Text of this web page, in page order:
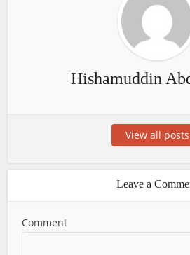
Hishamuddin
View all posts
Leave a
Comment